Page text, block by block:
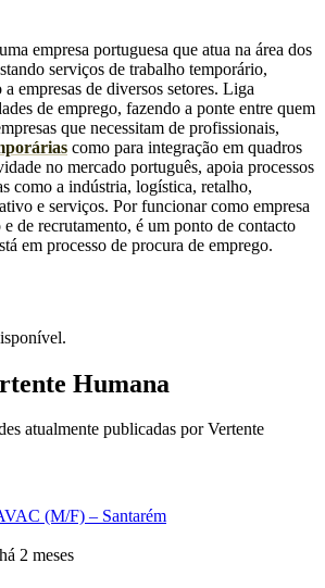
empresa portuguesa que atua na área dos
serviços de trabalho temporário,
empresas de diversos setores. Liga
de emprego, fazendo a ponte entre quem
que necessitam de profissionais,
como para integração em quadros
no mercado português, apoia processos
como a indústria, logística, retalho,
e serviços. Por funcionar como empresa
de recrutamento, é um ponto de contacto
em processo de procura de emprego.
Humana
atualmente publicadas por Vertente
(M/F) – Santarém
2 meses